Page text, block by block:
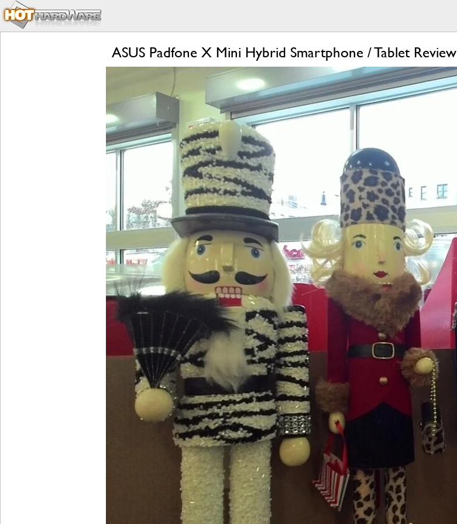
ASUS Padfone X Mini Hybrid Smartphone / Tablet Review